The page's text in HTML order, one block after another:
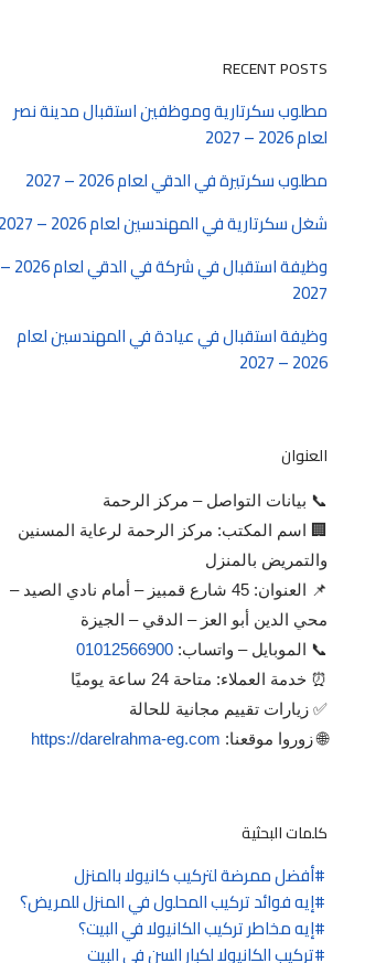
RECENT POSTS
مطلوب سكرتارية وموظفين استقبال مدينة نصر
لعام 2026 – 2027
مطلوب سكرتيرة في الدقي لعام 2026 – 2027
شغل سكرتارية في المهندسين لعام 2026 – 2027
وظيفة استقبال في شركة في الدقي لعام 2026 –
2027
وظيفة استقبال في عيادة في المهندسين لعام
2026 – 2027
العنوان
📞 بيانات التواصل – مركز الرحمة
🏢 اسم المكتب: مركز الرحمة لرعاية المسنين
والتمريض بالمنزل
📌 العنوان: 45 شارع قمبيز – أمام نادي الصيد –
محي الدين أبو العز – الدقي – الجيزة
📞 الموبايل – واتساب: 01012566900
⏰ خدمة العملاء: متاحة 24 ساعة يوميًا
✅ زيارات تقييم مجانية للحالة
🌐 زوروا موقعنا: https://darelrahma-eg.com
كلمات البحثية
أفضل ممرضة لتركيب كانيولا بالمنزل
إيه فوائد تركيب المحلول في المنزل للمريض؟
إيه مخاطر تركيب الكانيولا في البيت؟
تركيب الكانيولا لكبار السن في البيت